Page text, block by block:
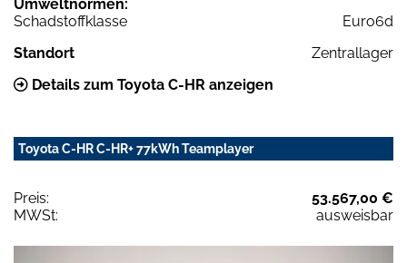
Umweltnormen:
Schadstoffklasse
Euro6d
Standort
Zentrallager
Details zum Toyota C-HR anzeigen
Toyota C-HR C-HR+ 77kWh Teamplayer
Preis:
53.567,00 €
MWSt:
ausweisbar